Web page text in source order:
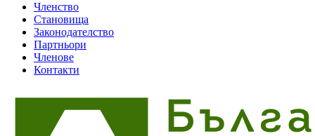
Членство
Становища
Законодателство
Партньори
Членове
Контакти